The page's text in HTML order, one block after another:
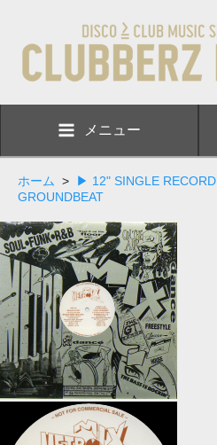
メニュー
ホーム > ▶ 12" SINGLE RECORD
GROUNDBEAT